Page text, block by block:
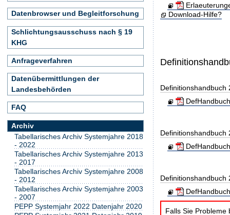
Download-Hilfe?
Definitionshandbuch
Definitionshandbuch
Definitionshandbuch
Falls Sie Probleme
Datenbrowser und Begleitforschung
Schlichtungsausschuss nach § 19
KHG
Anfrageverfahren
Datenübermittlungen der
Landesbehörden
FAQ
Archiv
Tabellarisches Archiv Systemjahre 2018
- 2022
Tabellarisches Archiv Systemjahre 2013
- 2017
Tabellarisches Archiv Systemjahre 2008
- 2012
Tabellarisches Archiv Systemjahre 2003
- 2007
PEPP Systemjahr 2022 Datenjahr 2020